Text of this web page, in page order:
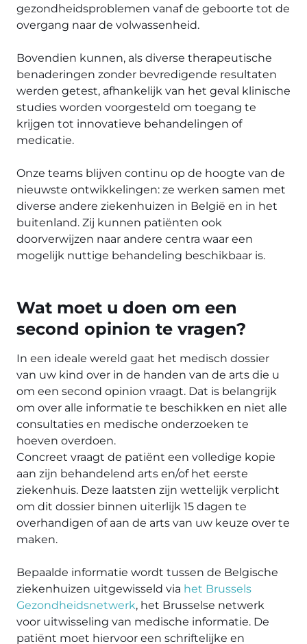
gezondheidsproblemen vanaf de geboorte tot de
overgang naar de volwassenheid.
Bovendien kunnen, als diverse therapeutische
benaderingen zonder bevredigende resultaten
werden getest, afhankelijk van het geval klinische
studies worden voorgesteld om toegang te
krijgen tot innovatieve behandelingen of
medicatie.
Onze teams blijven continu op de hoogte van de
nieuwste ontwikkelingen: ze werken samen met
diverse andere ziekenhuizen in België en in het
buitenland. Zij kunnen patiënten ook
doorverwijzen naar andere centra waar een
mogelijk nuttige behandeling beschikbaar is.
Wat moet u doen om een
second opinion te vragen?
In een ideale wereld gaat het medisch dossier
van uw kind over in de handen van de arts die u
om een second opinion vraagt. Dat is belangrijk
om over alle informatie te beschikken en niet alle
consultaties en medische onderzoeken te
hoeven overdoen.
Concreet vraagt de patiënt een volledige kopie
aan zijn behandelend arts en/of het eerste
ziekenhuis. Deze laatsten zijn wettelijk verplicht
om dit dossier binnen uiterlijk 15 dagen te
overhandigen of aan de arts van uw keuze over te
maken.
Bepaalde informatie wordt tussen de Belgische
ziekenhuizen uitgewisseld via het Brussels
Gezondheidsnetwerk, het Brusselse netwerk
voor uitwisseling van medische informatie. De
patiënt moet hiervoor een schriftelijke en